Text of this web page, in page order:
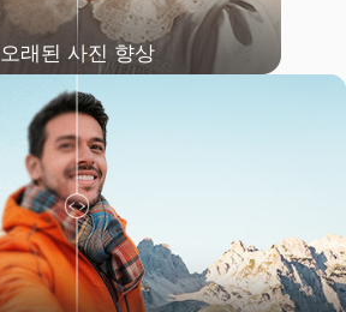
오래된 사진 향상